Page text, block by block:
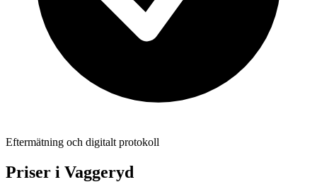
Eftermätning och digitalt protokoll
Priser i Vaggeryd